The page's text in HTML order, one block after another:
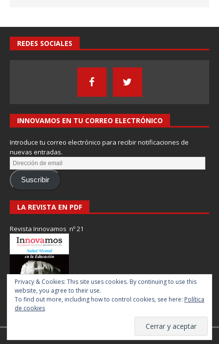
REDES SOCIALES
INNOVAMOS EN TU CORREO ELECTRÓNICO
Introduce tu correo electrónico para recibir notificaciones de
nuevas entradas.
Suscribir
LA REVISTA EN PDF
Revista Innovamos nº 21
Revista Innovamos © 2017
Privacy & Cookies: This site uses cookies. By continuing to use this
website, you agree to their use.
To find out more, including how to control cookies, see here: Política
de cookies